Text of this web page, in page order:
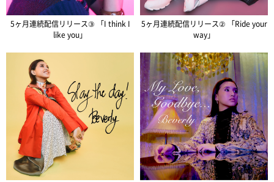
5ヶ月連続配信リリース③ 「I think I
like you」
5ヶ月連続配信リリース② 「Ride your
way」